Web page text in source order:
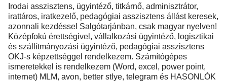
Irodai asszisztens, ügyintéző, titkárnő, adminisztrátor,
irattáros, iratkezelő, pedagógiai asszisztens állást keresek,
azonnali kezdéssel Salgótarjánban, csak magyar nyelven!
Középfokú érettségivel, vállalkozási ügyintéző, logisztikai
és szállítmányozási ügyintéző, pedagógiai asszisztens
OKJ-s képzettséggel rendelkezem. Számítógépes
ismeretekkel is rendelkezem (Word, excel, power point,
internet) MLM, avon, better stlye, telegram és HASONLÓK